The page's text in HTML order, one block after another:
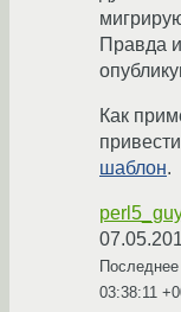
Правда
Как
шаблон.
03:38:11